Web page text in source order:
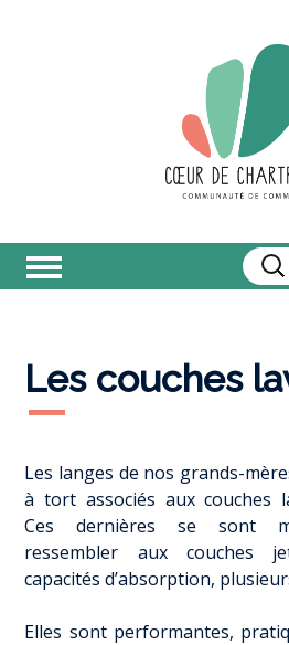
Les couches
Les langes de nos grands-
à tort associés aux couches
Ces dernières se sont
ressembler aux couches
capacités d’absorption,
Elles sont performantes,